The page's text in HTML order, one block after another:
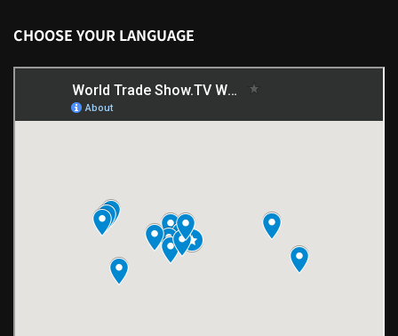
CHOOSE YOUR LANGUAGE